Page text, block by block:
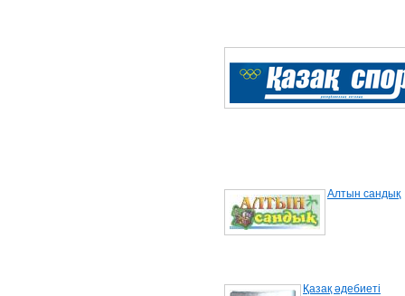
Алтын сандық
Қазақ әдебиетi